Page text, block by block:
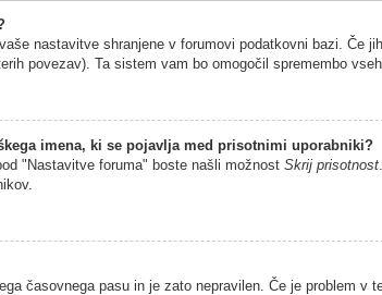
nastavitve shranjene v forumovi podatkovni bazi. Če
povezav). Ta sistem vam bo omogočil spremembo
imena, ki se pojavlja med prisotnimi uporabniki?
"Nastavitve foruma" boste našli možnost Skrij prisotnost
časovnega pasu in je zato nepravilen. Če je problem